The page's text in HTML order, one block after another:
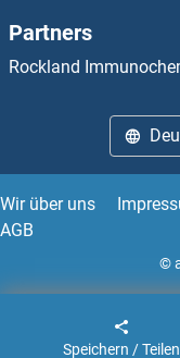
CTU2 Antikörper
CUBN Antikörper
CUGBP, Elav-Like
Partners
Rockland
Wir über uns
AGB
©
Speichern / Teilen